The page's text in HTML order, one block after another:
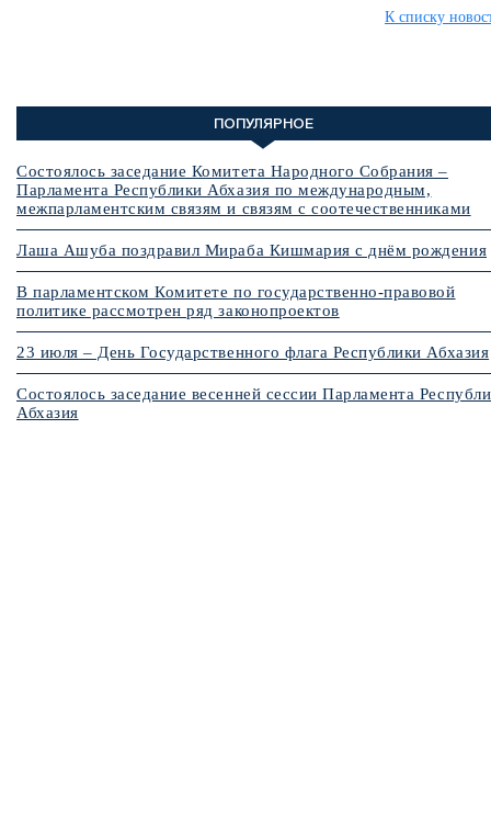
ПОПУЛЯРНОЕ
Состоялось заседание Комитета Народного Собрания –
Парламента Республики Абхазия по международным,
межпарламентским связям и связям с соотечественниками
Лаша Ашуба поздравил Мираба Кишмария с днём рождения
В парламентском Комитете по государственно-правовой
политике рассмотрен ряд законопроектов
23 июля – День Государственного флага Республики Абхазия
Состоялось заседание весенней сессии Парламента
Абхазия
К списку